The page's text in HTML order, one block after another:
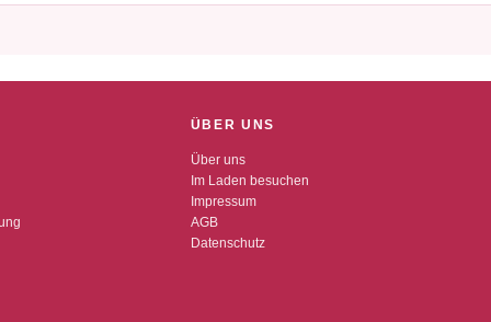
ÜBER UNS
Über uns
Im Laden besuchen
Impressum
AGB
Datenschutz